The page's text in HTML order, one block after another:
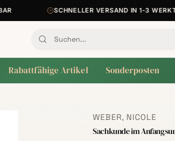
SCHNELLER VERSAND IN 1-3
Rabattfähige Artikel Sonderposten
WEBER, NICOLE
Sachkunde im